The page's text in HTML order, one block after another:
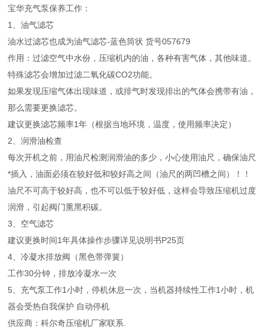
宝华充气泵保养工作：
1、油气滤芯
油水过滤芯也成为油气滤芯-蓝色筒状 货号057679
作用：过滤空气中水份，压缩机内的油，各种有害气体，其他味道。
特殊滤芯会增加过滤二氧化碳CO2功能。
如果发现压缩气体出现味道，或排气时发现排出的气体会携带有油，
那么需要更换滤芯。
建议更换滤芯频率1年（根据当地环境，温度，使用频率决定）
2、润滑油检查
每次开机之前，用油尺检测润滑油的多少，小心使用油尺，确保油尺
*插入，油面必须在较好低和较好高之间（油尺的两凹槽之间）！！
油尺不可高于较好高，也不可以低于较好低，这样会导致压缩机过度
润滑，引起阀门熏黑积碳。
3、空气滤芯
建议更换时间1年具体操作步骤详见说明书P25页
4、冷凝水排放阀（黑色带弹簧）
工作30分钟，排放冷凝水一次
5、充气泵工作1小时，停机休息一次，当机器持续性工作1小时，机
器会受热自我保护 自动停机
供应商：科尔奇压缩机厂家联系.